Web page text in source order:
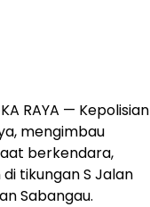
RAYA — Kepolisian
mengimbau
berkendara,
tikungan S Jalan
Sabangau.